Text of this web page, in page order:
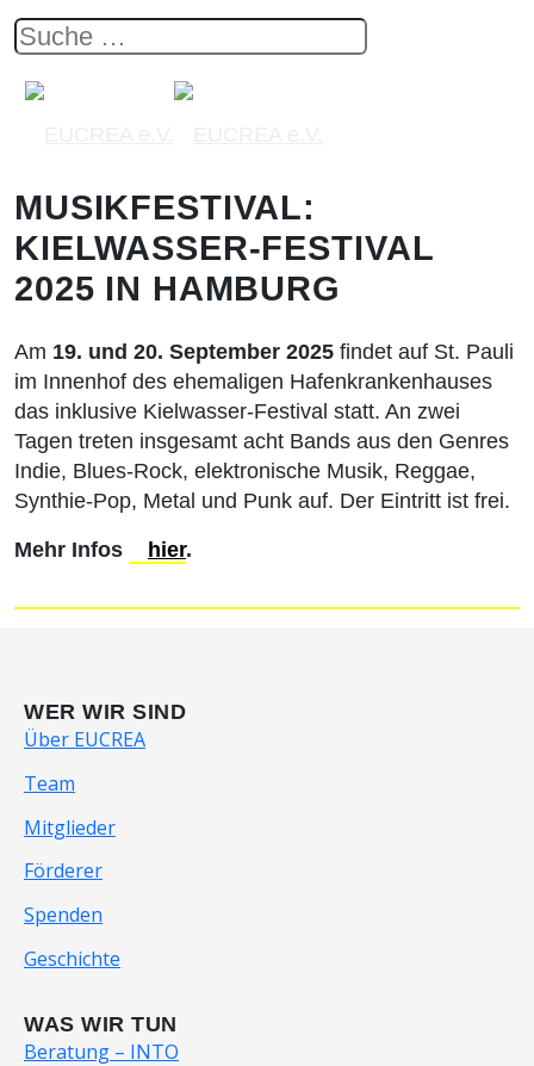
MUSIKFESTIVAL:
KIELWASSER-FESTIVAL
2025 IN HAMBURG
Am 19. und 20. September 2025 findet auf St. Pauli
im Innenhof des ehemaligen Hafenkrankenhauses
das inklusive Kielwasser-Festival statt. An zwei
Tagen treten insgesamt acht Bands aus den Genres
Indie, Blues-Rock, elektronische Musik, Reggae,
Synthie-Pop, Metal und Punk auf. Der Eintritt ist frei.
Mehr Infos hier.
WER WIR SIND
Über EUCREA
Team
Mitglieder
Förderer
Spenden
Geschichte
WAS WIR TUN
Beratung – INTO